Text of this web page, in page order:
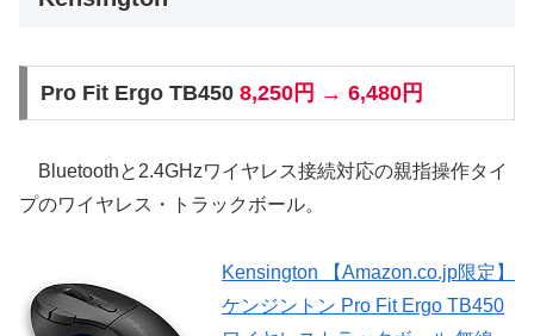
Pro Fit Ergo TB450 8,250円 → 6,480円
Bluetoothと2.4GHzワイヤレス接続対応の親指操作タイ
プのワイヤレス・トラックボール。
Kensington 【Amazon.co.jp限定】
ケンジントン Pro Fit Ergo TB450